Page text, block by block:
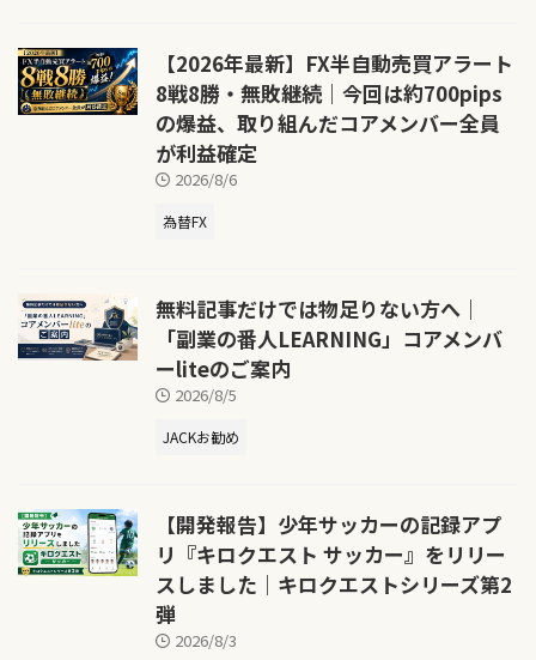
【2026年最新】FX半自動売買アラート
8戦8勝・無敗継続｜今回は約700pips
の爆益、取り組んだコアメンバー全員
が利益確定
2026/8/6
為替FX
無料記事だけでは物足りない方へ｜
「副業の番人LEARNING」コアメンバ
ーliteのご案内
2026/8/5
JACKお勧め
【開発報告】少年サッカーの記録アプ
リ『キロクエスト サッカー』をリリー
スしました｜キロクエストシリーズ第2
弾
2026/8/3